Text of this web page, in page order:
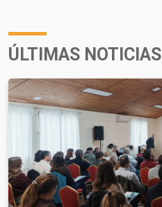
ÚLTIMAS NOTICIAS